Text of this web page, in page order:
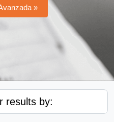
»
results by: